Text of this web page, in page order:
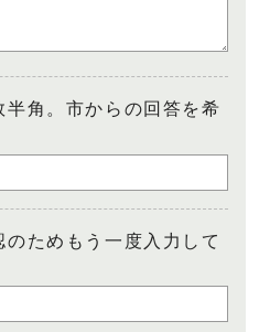
半角。市からの回答を希
のためもう一度入力して